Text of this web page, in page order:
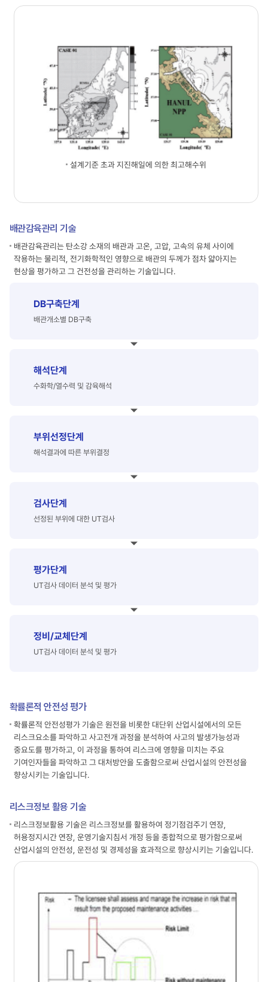
설계기준 초과 지진해일에 의한 최고해수위
배관감육관리 기술
배관감육관리는 탄소강 소재의 배관과 고온, 고압, 고속의 유체 사이에
작용하는 물리적, 전기화학적인 영향으로 배관의 두께가 점차 얇아지는
현상을 평가하고 그 건전성을 관리하는 기술입니다.
DB구축단계
배관개소별 DB구축
해석단계
수화학/열수력 및 감육해석
부위선정단계
해석결과에 따른 부위결정
검사단계
선정된 부위에 대한 UT검사
평가단계
UT검사 데이터 분석 및 평가
정비/교체단계
UT검사 데이터 분석 및 평가
확률론적 안전성 평가
확률론적 안전성평가 기술은 원전을 비롯한 대단위 산업시설에서의 모든
리스크요소를 파악하고 사고전개 과정을 분석하여 사고의 발생가능성과
중요도를 평가하고, 이 과정을 통하여 리스크에 영향을 미치는 주요
기여인자들을 파악하고 그 대처방안을 도출함으로써 산업시설의 안전성을
향상시키는 기술입니다.
리스크정보 활용 기술
리스크정보활용 기술은 리스크정보를 활용하여 정기점검주기 연장,
허용정지시간 연장, 운영기술지침서 개정 등을 종합적으로 평가함으로써
산업시설의 안전성, 운전성 및 경제성을 효과적으로 향상시키는 기술입니다.